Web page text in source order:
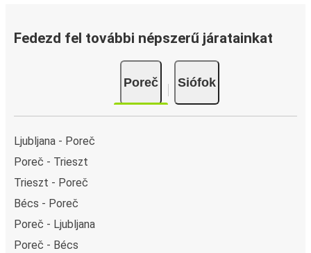
Fedezd fel további népszerű járatainkat
Poreč Siófok
Ljubljana - Poreč
Poreč - Trieszt
Trieszt - Poreč
Bécs - Poreč
Poreč - Ljubljana
Poreč - Bécs